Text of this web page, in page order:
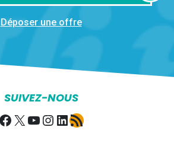
Déposer une offre
SUIVEZ-NOUS
Facebook
X YouTube
Instagram
LinkedIn
Flux RSS